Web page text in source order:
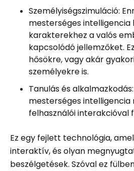
Személyiségszimuláció:
mesterséges intelligencia
karakterekhez a valós
kapcsolódó jellemzőket.
hősökre, vagy akár
személyekre is.
Tanulás és
mesterséges intelligencia
felhasználói interakcióval
Ez egy fejlett technológia,
interaktív, és olyan
beszélgetések. Szóval ez